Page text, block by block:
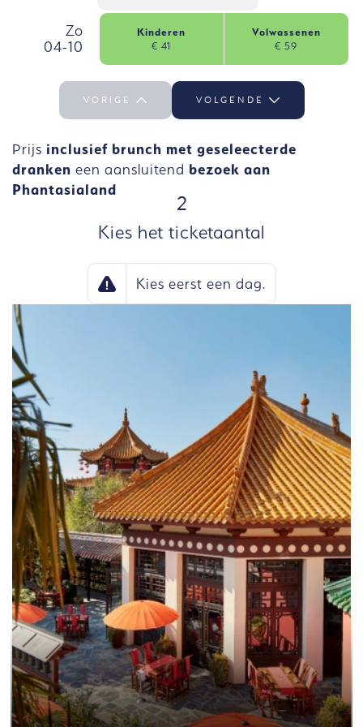
, zondag, 4 oktober
Zo
04-10
Kinderen
€ 41
Volwassenen
€ 59
VORIGE VOLGENDE
Prijs inclusief brunch met geseleecterde
dranken een aansluitend bezoek aan
Phantasialand
STAP 2
Kies het ticketaantal
Kies eerst een dag.